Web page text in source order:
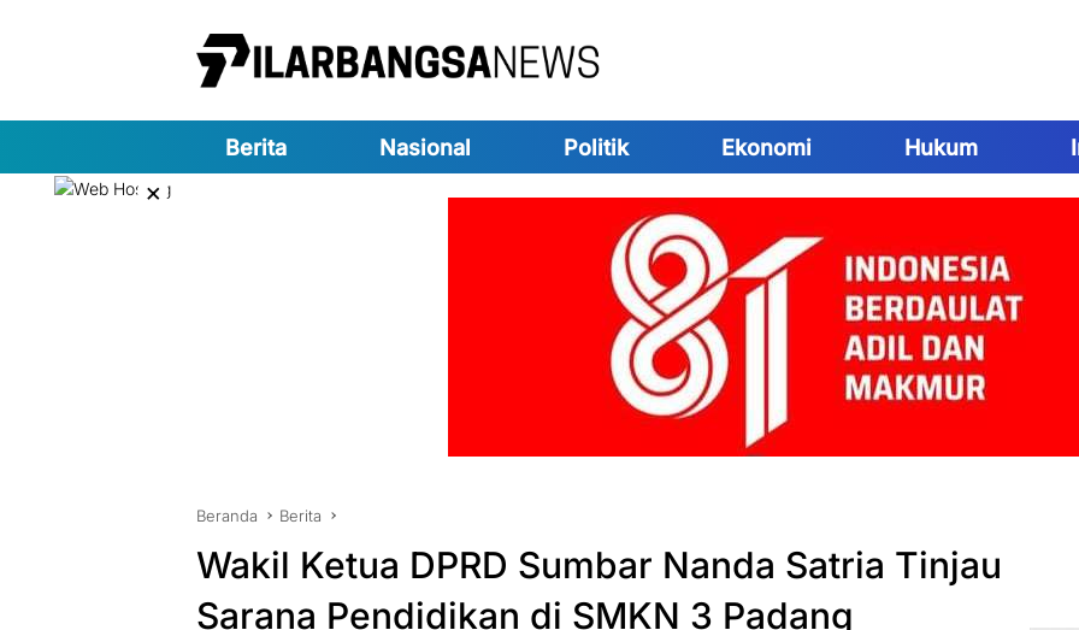
Berita Nasional Politik Ekonomi Hukum
×
Beranda Berita
Wakil Ketua DPRD Sumbar Nanda Satria Tinjau
Sarana Pendidikan di SMKN 3 Padang